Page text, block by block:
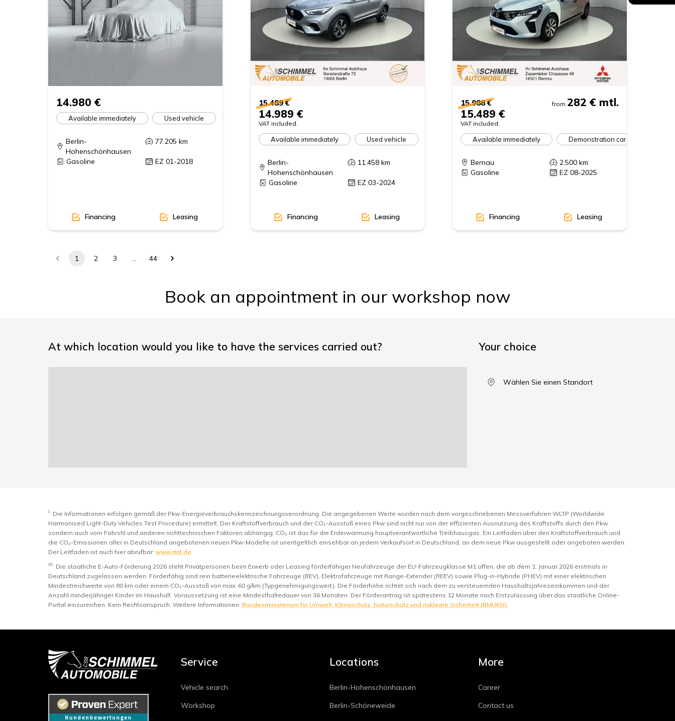
14.980 €
Available immediately Used vehicle
Berlin-
Hohenschönhausen
77.205 km
Gasoline EZ 01-2018
Financing Leasing
15.489 €
14.989 €
VAT included.
Available immediately Used vehicle
Berlin-
Hohenschönhausen
11.458km
Gasoline EZ 03-2024
Financing Leasing
15.988 €
15.489 €
VAT included.
from 282 € mtl.
Available immediately Demonstration car
Bernau 2.500 km
Gasoline
EZ 08-2025
Financing Leasing
1 2 3 … 44
Book an appointment in our workshop now
At which location would you like to have the services carried out? Your choice
Wählen Sie einen Standort
I. Die Informationen erfolgen gemäß der Pkw-Energieverbrauchskennzeichnungsverordnung. Die angegebenen Werte wurden nach dem vorgeschriebenen Messverfahren WLTP (Worldwide
Harmonised Light-Duty Vehicles Test Procedure) ermittelt. Der Kraftstoffverbrauch und der CO₂-Ausstoß eines Pkw sind nicht nur von der effizienten Ausnutzung des Kraftstoffs durch den Pkw,
sondern auch vom Fahrstil und anderen nichttechnischen Faktoren abhängig. CO₂ ist das für die Erderwärmung hauptverantwortliche Treibhausgas. Ein Leitfaden über den Kraftstoffverbrauch und
die CO₂-Emissionen aller in Deutschland angebotenen neuen Pkw-Modelle ist unentgeltlich einsehbar an jedem Verkaufsort in Deutschland, an dem neue Pkw ausgestellt oder angeboten werden.
Der Leitfaden ist auch hier abrufbar: www.dat.de
III. Die staatliche E-Auto-Förderung 2026 steht Privatpersonen beim Erwerb oder Leasing förderfähiger Neufahrzeuge der EU-Fahrzeugklasse M1 offen, die ab dem 1. Januar 2026 erstmals in
Deutschland zugelassen werden. Förderfähig sind rein batterieelektrische Fahrzeuge (BEV), Elektrofahrzeuge mit Range-Extender (REEV) sowie Plug-in-Hybride (PHEV) mit einer elektrischen
Mindestreichweite von 80 km oder einem CO₂-Ausstoß von max. 60 g/km (Typgenehmigungswert). Die Förderhöhe richtet sich nach dem zu versteuernden Haushaltsjahreseinkommen und der
Anzahl minderjähriger Kinder im Haushalt. Voraussetzung ist eine Mindesthaltedauer von 36 Monaten. Der Förderantrag ist spätestens 12 Monate nach Erstzulassung über das staatliche Online-
Portal einzureichen. Kein Rechtsanspruch. Weitere Informationen: Bundesministerium für Umwelt, Klimaschutz, Naturschutz und nukleare Sicherheit (BMUKN).
Service
Vehicle search
Workshop
Locations
Berlin-Hohenschönhausen
Berlin-Schöneweide
More
Career
Contact us